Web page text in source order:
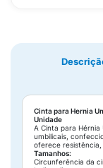
Cinta para Hernia
Unidade
A Cinta para Hérnia
umbilicais,
oferece
Tamanhos:
Circunferência da